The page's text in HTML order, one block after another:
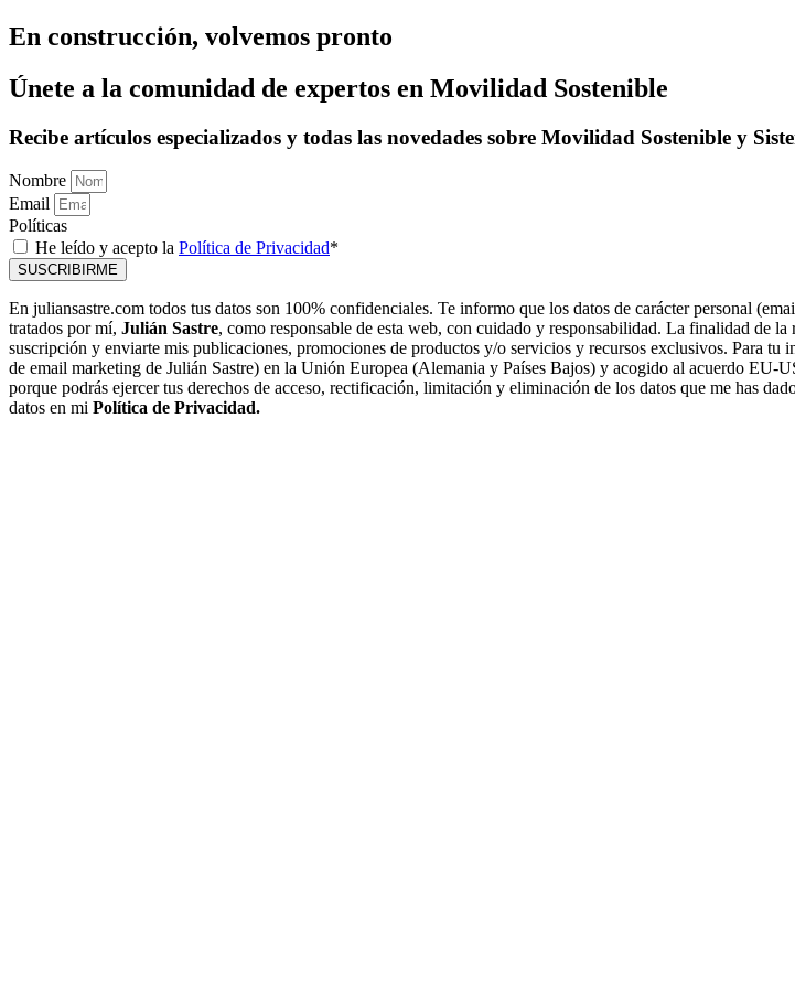
En construcción, volvemos pronto
Únete a la comunidad de expertos en Movilidad Sostenible
Recibe artículos especializados y todas las novedades sobre Movilidad Sostenible y
Nombre
Email
Políticas
He leído y acepto la Política de Privacidad*
SUSCRIBIRME
En juliansastre.com todos tus datos son 100% confidenciales. Te informo que los datos de carácter personal
tratados por mí, Julián Sastre, como responsable de esta web, con cuidado y responsabilidad. La finalidad de
suscripción y enviarte mis publicaciones, promociones de productos y/o servicios y recursos exclusivos. Para tu
de email marketing de Julián Sastre) en la Unión Europea (Alemania y Países Bajos) y acogido al acuerdo
porque podrás ejercer tus derechos de acceso, rectificación, limitación y eliminación de los datos que me has
datos en mi Política de Privacidad.